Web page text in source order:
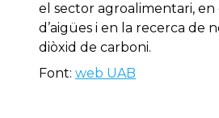
el sector agroalimentari,
d’aigües i en la recerca de
diòxid de carboni.
Font: web UAB